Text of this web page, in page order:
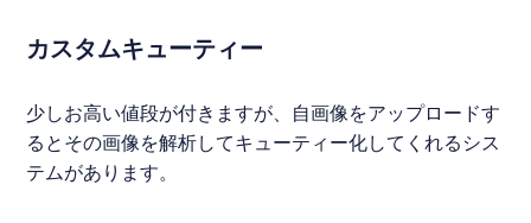
カスタムキューティー
少しお高い値段が付きますが、自画像をアップロードす
るとその画像を解析してキューティー化してくれるシス
テムがあります。